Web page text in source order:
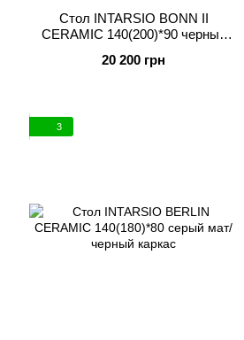
Стол INTARSIO BONN II
CERAMIC 140(200)*90 черный
20 200 грн
3